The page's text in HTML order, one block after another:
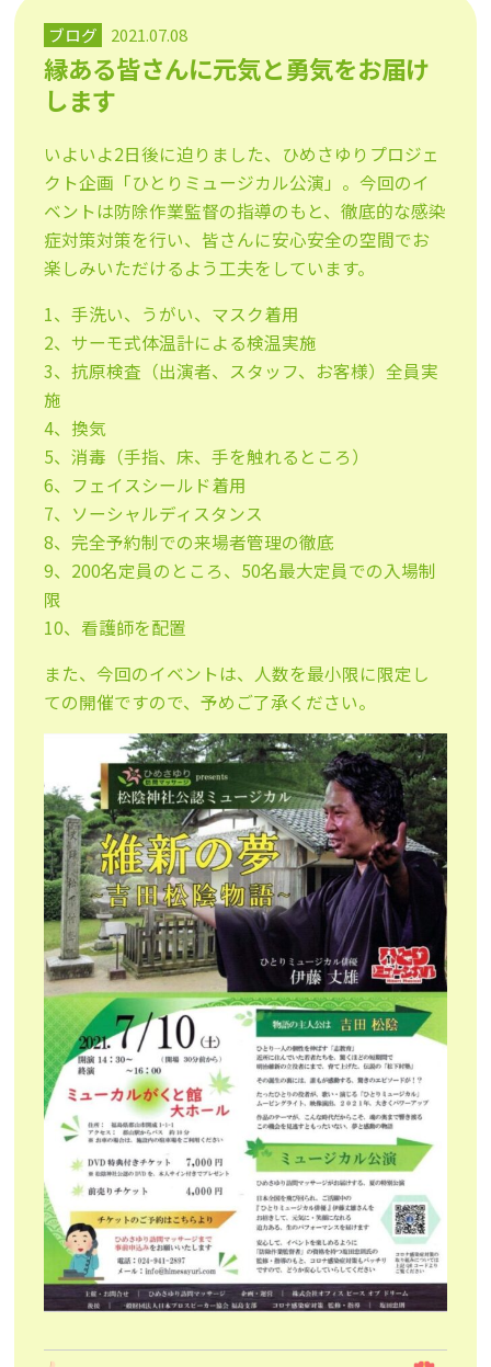
ブログ 2021.07.08
縁ある皆さんに元気と勇気をお届け
します
いよいよ2日後に迫りました、ひめさゆりプロジェ
クト企画「ひとりミュージカル公演」。今回のイ
ベントは防除作業監督の指導のもと、徹底的な感染
症対策対策を行い、皆さんに安心安全の空間でお
楽しみいただけるよう工夫をしています。
1、手洗い、うがい、マスク着用
2、サーモ式体温計による検温実施
3、抗原検査（出演者、スタッフ、お客様）全員実
施
4、換気
5、消毒（手指、床、手を触れるところ）
6、フェイスシールド着用
7、ソーシャルディスタンス
8、完全予約制での来場者管理の徹底
9、200名定員のところ、50名最大定員での入場制
限
10、看護師を配置
また、今回のイベントは、人数を最小限に限定し
ての開催ですので、予めご了承ください。